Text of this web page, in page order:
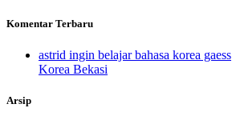
Komentar Terbaru
astrid ingin belajar bahasa korea gaess
Korea Bekasi
Arsip